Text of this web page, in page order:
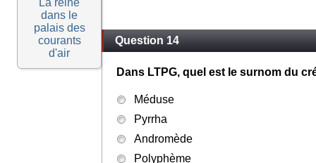
La reine
dans le
palais des
courants
d'air
Question 14
Dans LTPG, quel est le surnom du
Méduse
Pyrrha
Andromède
Polyphème